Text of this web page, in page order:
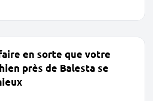
en sorte que votre
près de Balesta se